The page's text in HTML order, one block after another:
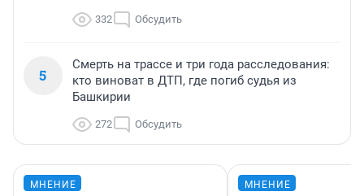
332 Обсудить
5
Смерть на трассе и три года расследования:
кто виноват в ДТП, где погиб судья из
Башкирии
272 Обсудить
МНЕНИЕ МНЕНИЕ